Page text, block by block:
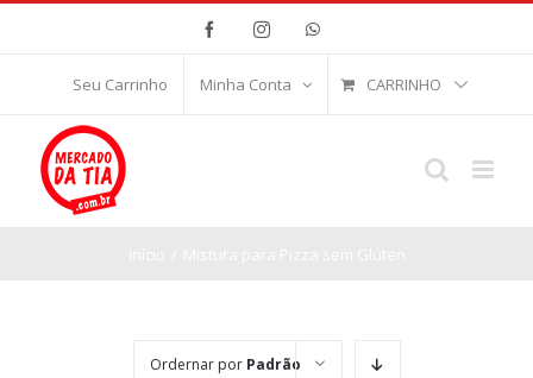
FacebookInstagramWhatsApp
Seu Carrinho Minha Conta CARRINHO
Ordernar por Padrão